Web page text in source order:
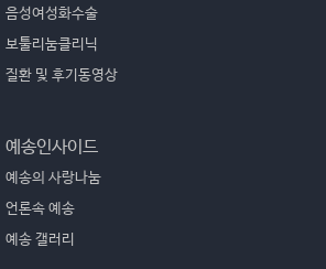
음성여성화수술
보툴리눔클리닉
질환 및 후기동영상
예송인사이드
예송의 사랑나눔
언론속 예송
예송 갤러리